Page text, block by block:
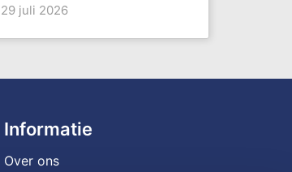
29 juli 2026
Informatie
Over ons